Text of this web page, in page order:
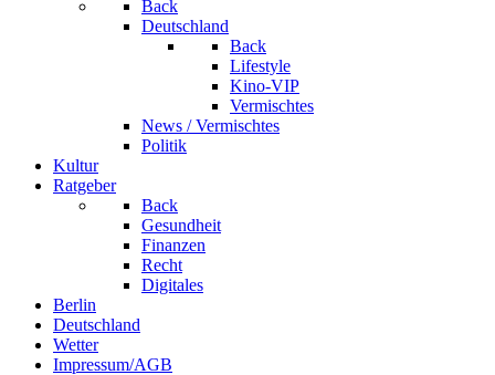
Back
Deutschland
Back
Lifestyle
Kino-VIP
Vermischtes
News / Vermischtes
Politik
Kultur
Ratgeber
Back
Gesundheit
Finanzen
Recht
Digitales
Berlin
Deutschland
Wetter
Impressum/AGB